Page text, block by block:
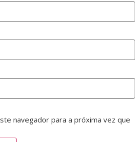
navegador para a próxima vez que